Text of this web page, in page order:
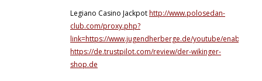
Legiano Casino Jackpothttp://www.polosedan-
club.com/proxy.php?
link=https://www.jugendherberge.de/youtube/
https://de.trustpilot.com/review/der-wikinger-
shop.de